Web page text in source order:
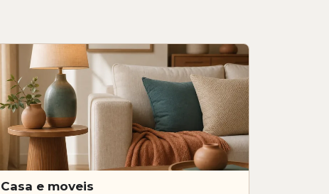
Casa e moveis